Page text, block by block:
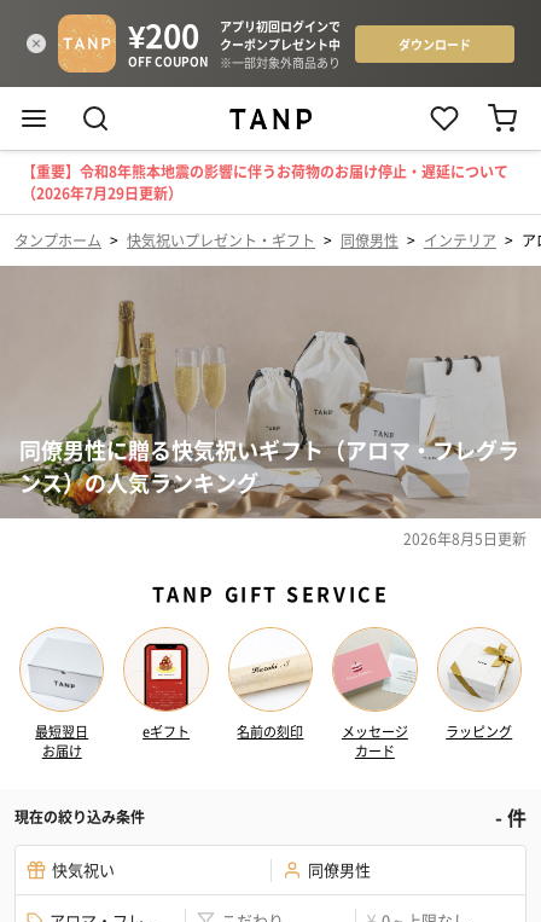
【重要】令和8年熊本地震の影響に伴うお荷物のお届け停止・遅延について
（2026年7月29日更新）
タンプホーム > 快気祝いプレゼント・ギフト > 同僚男性 > インテリア > ア
同僚男性に贈る快気祝いギフト（アロマ・フレグラ
ンス）の人気ランキング
2026年8月5日更新
TANP GIFT SERVICE
最短翌日
お届け
eギフト 名前の刻印
メッセージ
カード
ラッピング
現在の絞り込み条件 -件
快気祝い 同僚男性